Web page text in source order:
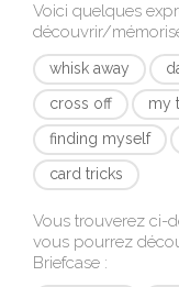
Voici quelques
découvrir/
whisk away
cross off
my
finding myself
card tricks
Vous trouverez ci-
vous pourrez
Briefcase :